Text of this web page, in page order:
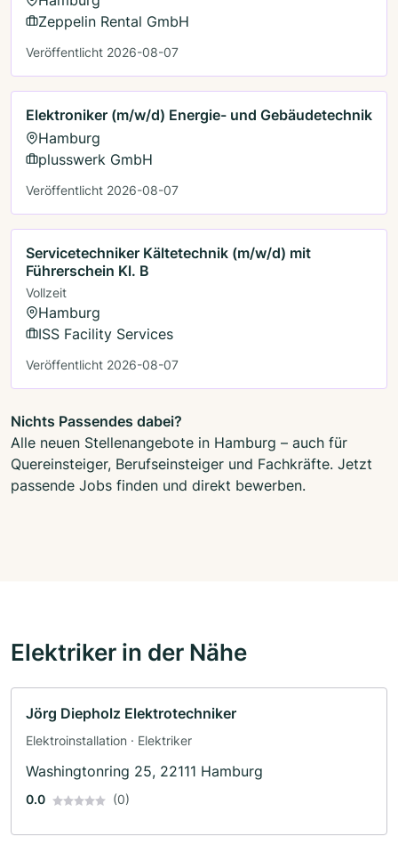
Zeppelin Rental GmbH
Veröffentlicht 2026-08-07
Elektroniker (m/w/d) Energie- und Gebäudetechnik
Hamburg
plusswerk GmbH
Veröffentlicht 2026-08-07
Servicetechniker Kältetechnik (m/w/d) mit
Führerschein Kl. B
Vollzeit
Hamburg
ISS Facility Services
Veröffentlicht 2026-08-07
Nichts Passendes dabei?
Alle neuen Stellenangebote in Hamburg – auch für
Quereinsteiger, Berufseinsteiger und Fachkräfte. Jetzt
passende Jobs finden und direkt bewerben.
Elektriker in der Nähe
Jörg Diepholz Elektrotechniker
Elektroinstallation · Elektriker
Washingtonring 25, 22111 Hamburg
0.0 (0)